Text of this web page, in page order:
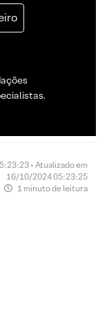
• Atualizado em
16/10/2024 05:23:25
1 minuto de leitura